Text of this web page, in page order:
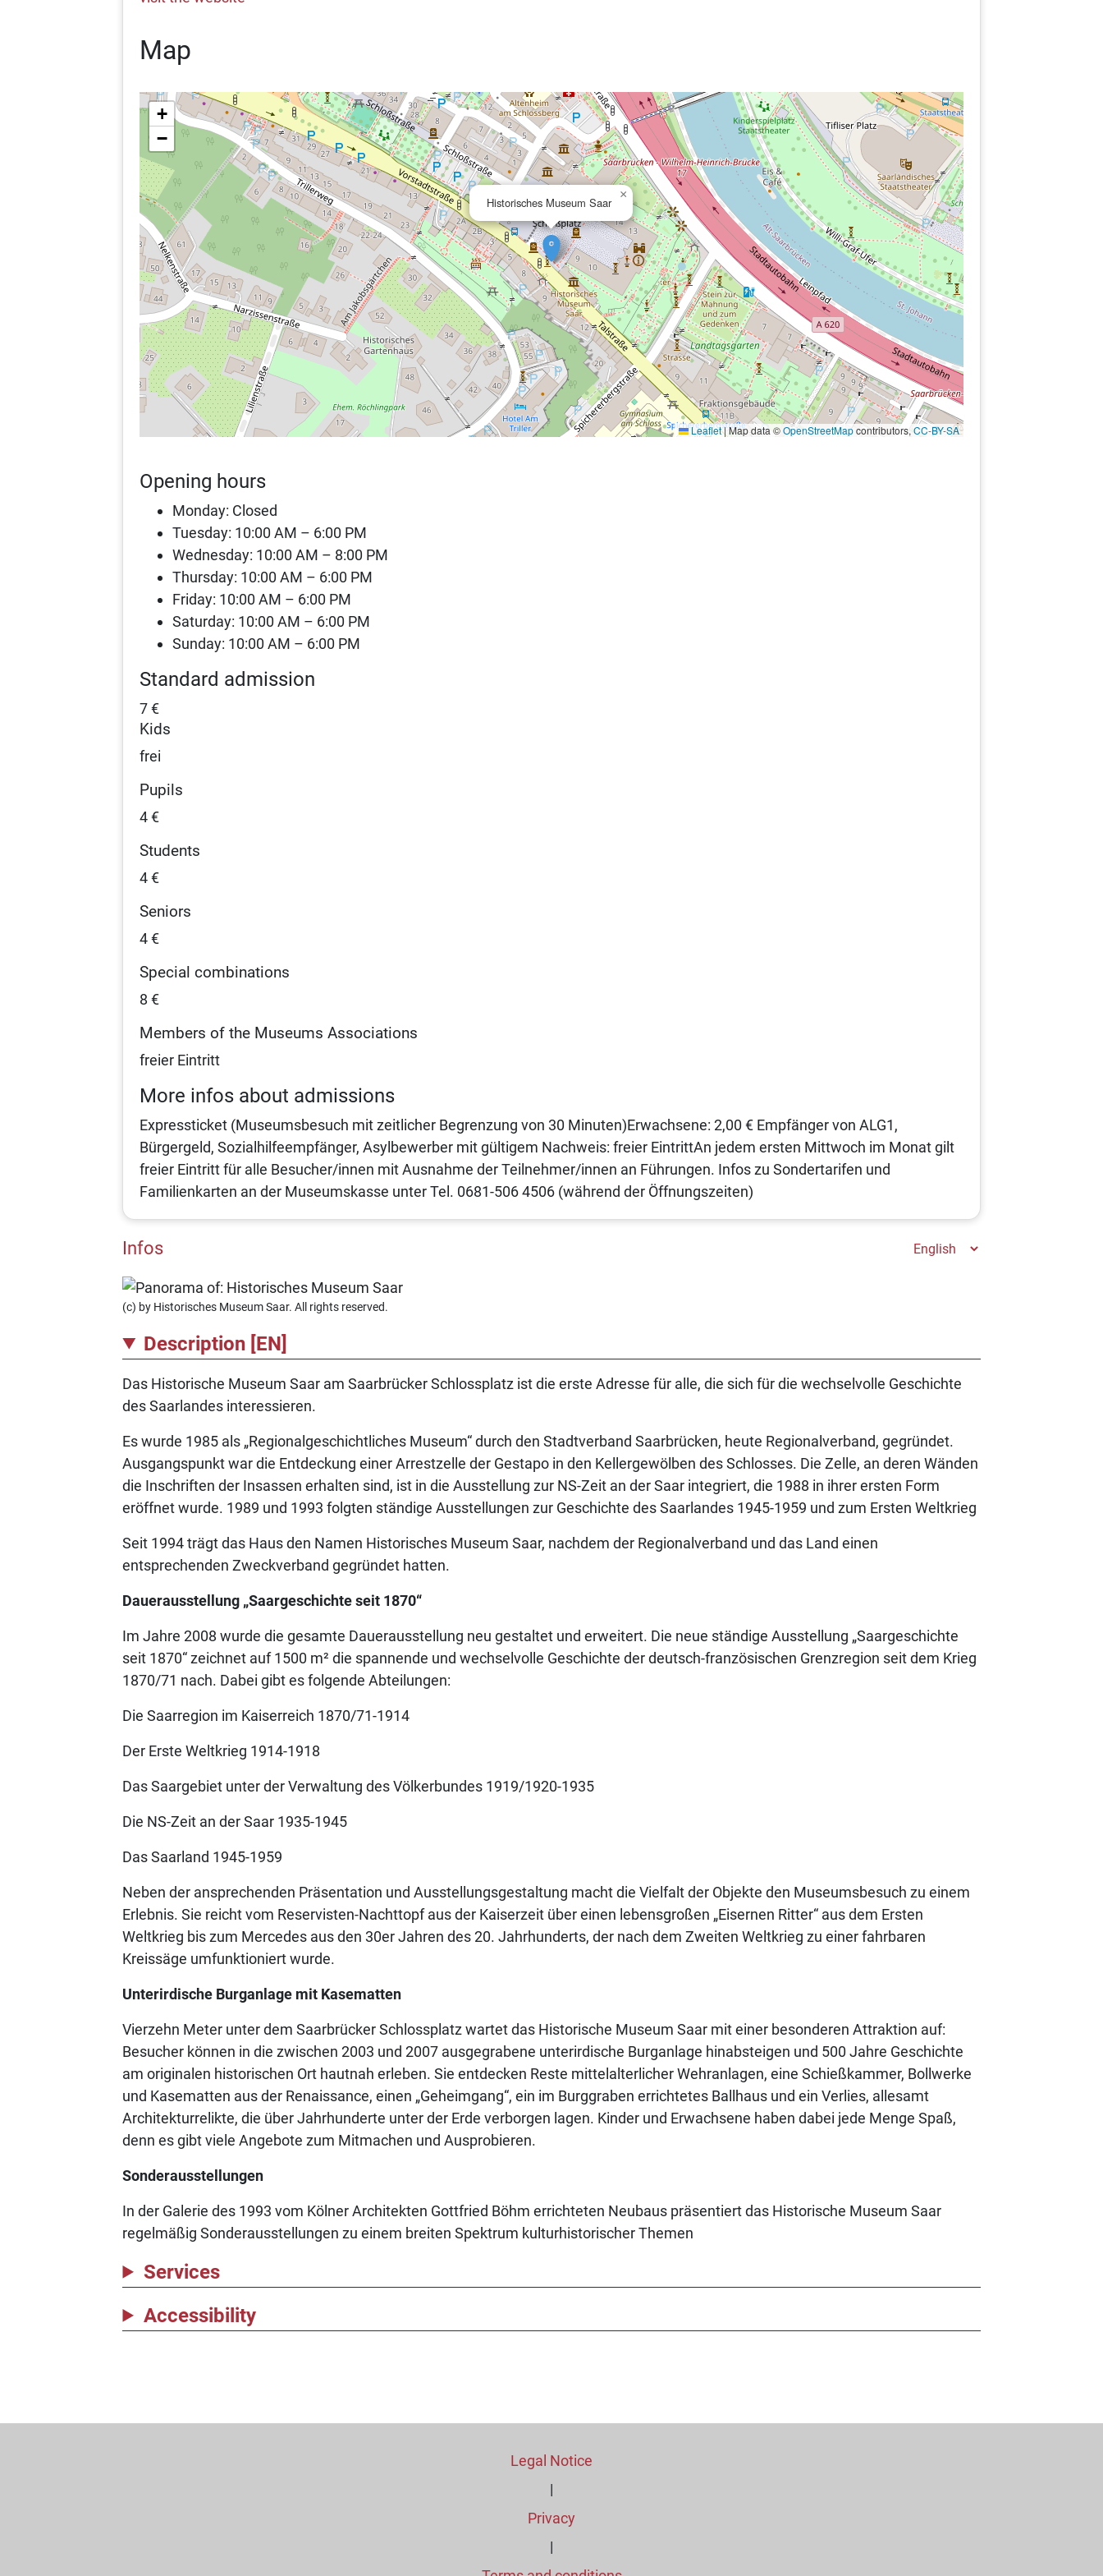
Map
Historisches Museum Saar
×
+
−
Leaflet|Map data ©OpenStreetMapcontributors, CC-BY-SA
Opening hours
Monday: Closed
Tuesday: 10:00 AM – 6:00 PM
Wednesday: 10:00 AM – 8:00 PM
Thursday: 10:00 AM – 6:00 PM
Friday: 10:00 AM – 6:00 PM
Saturday: 10:00 AM – 6:00 PM
Sunday: 10:00 AM – 6:00 PM
Standard admission
7 €
Kids
frei
Pupils
4 €
Students
4 €
Seniors
4 €
Special combinations
8 €
Members of the Museums Associations
freier Eintritt
More infos about admissions
Expressticket (Museumsbesuch mit zeitlicher Begrenzung von 30 Minuten)Erwachsene: 2,00 € Empfänger von ALG1,
Bürgergeld, Sozialhilfeempfänger, Asylbewerber mit gültigem Nachweis: freier EintrittAn jedem ersten Mittwoch im Monat gilt
freier Eintritt für alle Besucher/innen mit Ausnahme der Teilnehmer/innen an Führungen. Infos zu Sondertarifen und
Familienkarten an der Museumskasse unter Tel. 0681-506 4506 (während der Öffnungszeiten)
Infos
(c) by Historisches Museum Saar. All rights reserved.
Description [EN]
Das Historische Museum Saar am Saarbrücker Schlossplatz ist die erste Adresse für alle, die sich für die wechselvolle Geschichte
des Saarlandes interessieren.
Es wurde 1985 als „Regionalgeschichtliches Museum“ durch den Stadtverband Saarbrücken, heute Regionalverband, gegründet.
Ausgangspunkt war die Entdeckung einer Arrestzelle der Gestapo in den Kellergewölben des Schlosses. Die Zelle, an deren Wänden
die Inschriften der Insassen erhalten sind, ist in die Ausstellung zur NS-Zeit an der Saar integriert, die 1988 in ihrer ersten Form
eröffnet wurde. 1989 und 1993 folgten ständige Ausstellungen zur Geschichte des Saarlandes 1945-1959 und zum Ersten Weltkrieg
Seit 1994 trägt das Haus den Namen Historisches Museum Saar, nachdem der Regionalverband und das Land einen
entsprechenden Zweckverband gegründet hatten.
Dauerausstellung „Saargeschichte seit 1870“
Im Jahre 2008 wurde die gesamte Dauerausstellung neu gestaltet und erweitert. Die neue ständige Ausstellung „Saargeschichte
seit 1870“ zeichnet auf 1500 m² die spannende und wechselvolle Geschichte der deutsch-französischen Grenzregion seit dem Krieg
1870/71 nach. Dabei gibt es folgende Abteilungen:
Die Saarregion im Kaiserreich 1870/71-1914
Der Erste Weltkrieg 1914-1918
Das Saargebiet unter der Verwaltung des Völkerbundes 1919/1920-1935
Die NS-Zeit an der Saar 1935-1945
Das Saarland 1945-1959
Neben der ansprechenden Präsentation und Ausstellungsgestaltung macht die Vielfalt der Objekte den Museumsbesuch zu einem
Erlebnis. Sie reicht vom Reservisten-Nachttopf aus der Kaiserzeit über einen lebensgroßen „Eisernen Ritter“ aus dem Ersten
Weltkrieg bis zum Mercedes aus den 30er Jahren des 20. Jahrhunderts, der nach dem Zweiten Weltkrieg zu einer fahrbaren
Kreissäge umfunktioniert wurde.
Unterirdische Burganlage mit Kasematten
Vierzehn Meter unter dem Saarbrücker Schlossplatz wartet das Historische Museum Saar mit einer besonderen Attraktion auf:
Besucher können in die zwischen 2003 und 2007 ausgegrabene unterirdische Burganlage hinabsteigen und 500 Jahre Geschichte
am originalen historischen Ort hautnah erleben. Sie entdecken Reste mittelalterlicher Wehranlagen, eine Schießkammer, Bollwerke
und Kasematten aus der Renaissance, einen „Geheimgang“, ein im Burggraben errichtetes Ballhaus und ein Verlies, allesamt
Architekturrelikte, die über Jahrhunderte unter der Erde verborgen lagen. Kinder und Erwachsene haben dabei jede Menge Spaß,
denn es gibt viele Angebote zum Mitmachen und Ausprobieren.
Sonderausstellungen
In der Galerie des 1993 vom Kölner Architekten Gottfried Böhm errichteten Neubaus präsentiert das Historische Museum Saar
regelmäßig Sonderausstellungen zu einem breiten Spektrum kulturhistorischer Themen
Services
Accessibility
Legal Notice
|
Privacy
|